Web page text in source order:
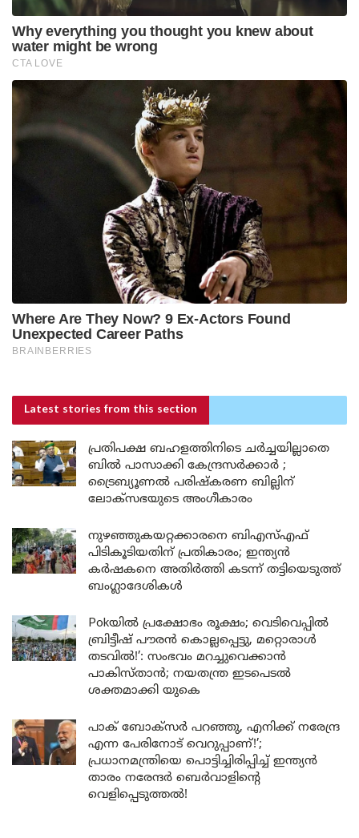
Latest stories from this section
പ്രതിപക്ഷ ബഹളത്തിനിടെ ചർച്ചയില്ലാതെ
ബിൽ പാസാക്കി കേന്ദ്രസർക്കാർ ;
ട്രൈബ്യൂണൽ പരിഷ്കരണ ബില്ലിന്
ലോക്‌സഭയുടെ അംഗീകാരം
നുഴഞ്ഞുകയറ്റക്കാരനെ ബിഎസ്എഫ്
പിടികൂടിയതിന് പ്രതികാരം; ഇന്ത്യൻ
കർഷകനെ അതിർത്തി കടന്ന് തട്ടിയെടുത്ത്
ബംഗ്ലാദേശികൾ
Pokയിൽ പ്രക്ഷോഭം രൂക്ഷം; വെടിവെപ്പിൽ
ബ്രിട്ടീഷ് പൗരൻ കൊല്ലപ്പെട്ടു, മറ്റൊരാൾ
തടവിൽ!’: സംഭവം മറച്ചുവെക്കാൻ
പാകിസ്താൻ; നയതന്ത്ര ഇടപെടൽ
ശക്തമാക്കി യുകെ
പാക് ബോക്സർ പറഞ്ഞു, എനിക്ക് നരേന്ദ്ര
എന്ന പേരിനോട് വെറുപ്പാണ്!’;
പ്രധാനമന്ത്രിയെ പൊട്ടിച്ചിരിപ്പിച്ച് ഇന്ത്യൻ
താരം നരേന്ദർ ബെർവാളിന്റെ
വെളിപ്പെടുത്തൽ!